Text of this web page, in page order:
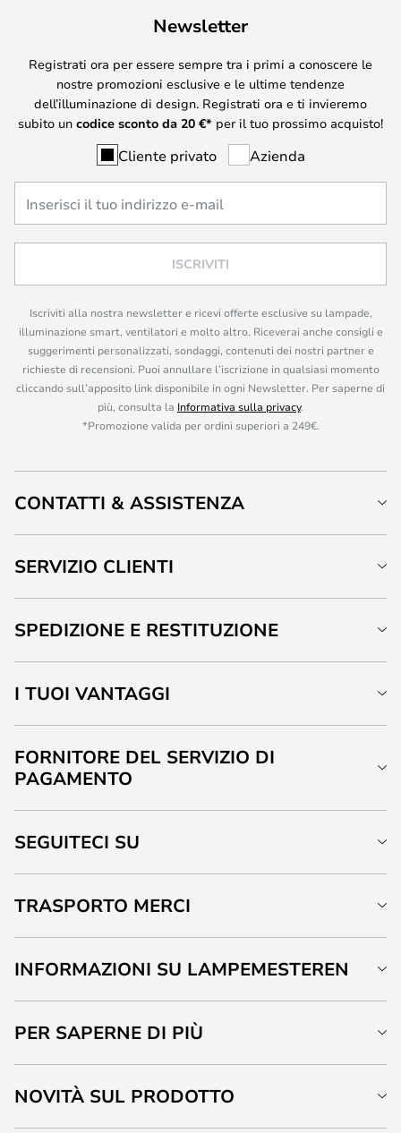
Newsletter
Registrati ora per essere sempre tra i primi a conoscere le
nostre promozioni esclusive e le ultime tendenze
dell’illuminazione di design. Registrati ora e ti invieremo
subito un codice sconto da 20 €* per il tuo prossimo acquisto!
Cliente privato Azienda
ISCRIVITI
Iscriviti alla nostra newsletter e ricevi offerte esclusive su lampade,
illuminazione smart, ventilatori e molto altro. Riceverai anche consigli e
suggerimenti personalizzati, sondaggi, contenuti dei nostri partner e
richieste di recensioni. Puoi annullare l’iscrizione in qualsiasi momento
cliccando sull’apposito link disponibile in ogni Newsletter. Per saperne di
più, consulta la Informativa sulla privacy.
*Promozione valida per ordini superiori a 249€.
CONTATTI & ASSISTENZA
SERVIZIO CLIENTI
SPEDIZIONE E RESTITUZIONE
I TUOI VANTAGGI
FORNITORE DEL SERVIZIO DI
PAGAMENTO
SEGUITECI SU
TRASPORTO MERCI
INFORMAZIONI SU LAMPEMESTEREN
PER SAPERNE DI PIÙ
NOVITÀ SUL PRODOTTO